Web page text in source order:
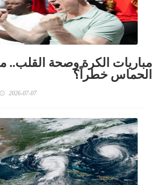
مباريات الكرة وصحة القلب..
الحماس خطراً؟
2026-07-07